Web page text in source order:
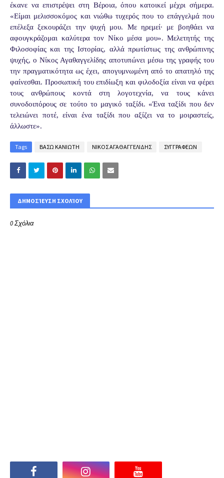
έκανε να επιστρέψει στη Βέροια, όπου κατοικεί μέχρι σήμερα.
«Είμαι μελισσοκόμος και νιώθω τυχερός που το επάγγελμά που
επέλεξα ξεκουράζει την ψυχή μου. Με ηρεμεί· με βοηθάει να
αφουγκράζομαι καλύτερα τον Νίκο μέσα μου». Μελετητής της
Φιλοσοφίας και της Ιστορίας, αλλά πρωτίστως της ανθρώπινης
ψυχής, ο Νίκος Αγαθαγγελίδης αποτυπώνει μέσω της γραφής του
την πραγματικότητα ως έχει, απογυμνωμένη από το απατηλό της
φαίνεσθαι. Προσωπική του επιδίωξη και φιλοδοξία είναι να φέρει
τους ανθρώπους κοντά στη λογοτεχνία, να τους κάνει
συνοδοιπόρους σε τούτο το μαγικό ταξίδι. «Ένα ταξίδι που δεν
τελειώνει ποτέ, είναι ένα ταξίδι που αξίζει να το μοιραστείς,
άλλωστε».
Tags ΒΑΣΩ ΚΑΝΙΩΤΗ ΝΙΚΟΣ ΑΓΑΘΑΓΓΕΛΙΔΗΣ ΣΥΓΓΡΑΦΕΩΝ
ΔΗΜΟΣΊΕΥΣΗ ΣΧΟΛΊΟΥ
0 Σχόλια